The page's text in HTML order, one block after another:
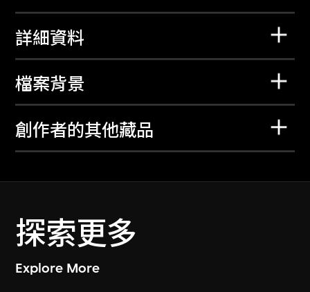
詳細資料
檔案背景
創作者的其他藏品
探索更多
Explore More